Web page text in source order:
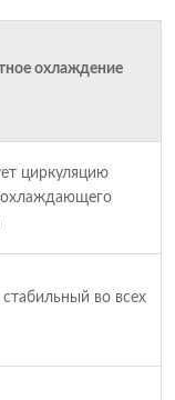
охлаждение
циркуляцию
во всех